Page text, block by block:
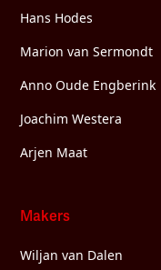
Hans Hodes
Marion van Sermondt
Anno Oude Engberink
Joachim Westera
Arjen Maat
Makers
Wiljan van Dalen